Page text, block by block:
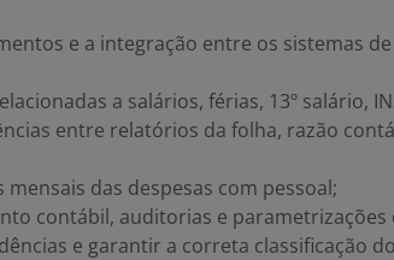
e a integração entre os sistemas
a salários, férias, 13º salário,
entre relatórios da folha, razão
mensais das despesas com pessoal;
contábil, auditorias e parametrizações
e garantir a correta classificação